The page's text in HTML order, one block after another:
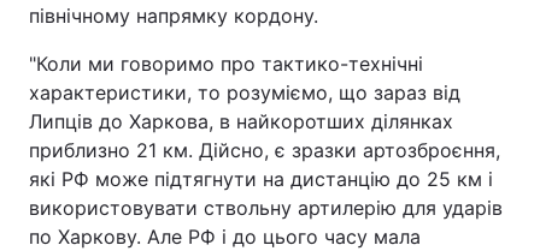
північному напрямку кордону.
"Коли ми говоримо про тактико-технічні
характеристики, то розуміємо, що зараз від
Липців до Харкова, в найкоротших ділянках
приблизно 21 км. Дійсно, є зразки артозброєння,
які РФ може підтягнути на дистанцію до 25 км і
використовувати ствольну артилерію для ударів
по Харкову. Але РФ і до цього часу мала